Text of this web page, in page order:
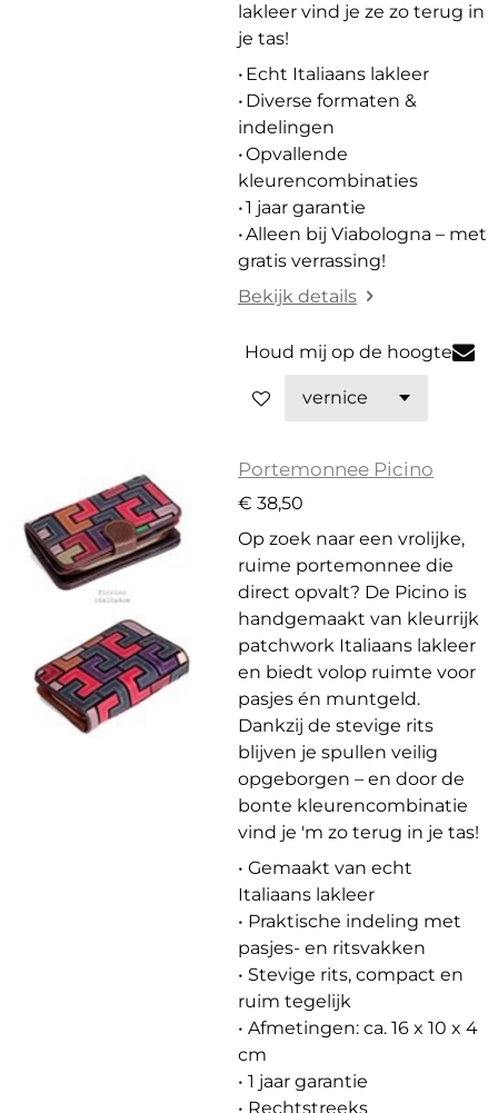
lakleer vind je ze zo terug in
je tas!
• Echt Italiaans lakleer
• Diverse formaten &
indelingen
• Opvallende
kleurencombinaties
• 1 jaar garantie
• Alleen bij Viabologna – met
gratis verrassing!
Bekijk details
Houd mij op de hoogte
Portemonnee Picino
€ 38,50
Op zoek naar een vrolijke,
ruime portemonnee die
direct opvalt? De Picino is
handgemaakt van kleurrijk
patchwork Italiaans lakleer
en biedt volop ruimte voor
pasjes én muntgeld.
Dankzij de stevige rits
blijven je spullen veilig
opgeborgen – en door de
bonte kleurencombinatie
vind je 'm zo terug in je tas!
• Gemaakt van echt
Italiaans lakleer
• Praktische indeling met
pasjes- en ritsvakken
• Stevige rits, compact en
ruim tegelijk
• Afmetingen: ca. 16 x 10 x 4
cm
• 1 jaar garantie
• Rechtstreeks